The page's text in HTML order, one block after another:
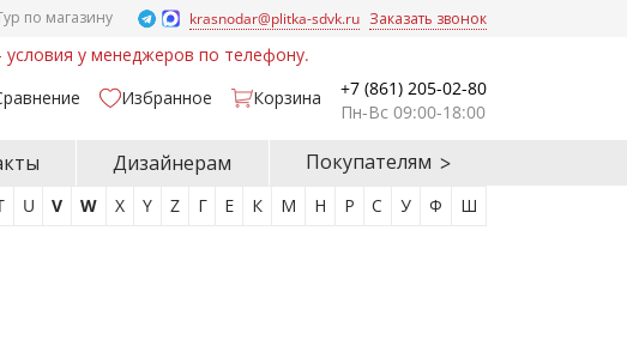
по магазину krasnodar@plitka-sdvk.ru Заказать звонок
у менеджеров по телефону.
Избранное Корзина
+7 (861) 205-02-80
Пн-Вс 09:00-18:00
Дизайнерам Покупателям
U V W X Y Z Г Е К М Н Р С У Ф Ш